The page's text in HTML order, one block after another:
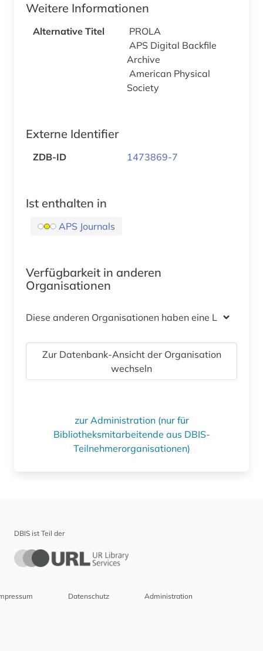
Weitere Informationen
Alternative Titel
PROLA
APS Digital Backfile
Archive
American Physical
Society
Externe Identifier
ZDB-ID 1473869-7
Ist enthalten in
APS Journals
Verfügbarkeit in anderen
Organisationen
Diese anderen Organisationen haben eine Lizenz
Zur Datenbank-Ansicht der Organisation
wechseln
zur Administration (nur für
Bibliotheksmitarbeitende aus DBIS-
Teilnehmerorganisationen)
DBIS ist Teil der
Datenschutz Administration